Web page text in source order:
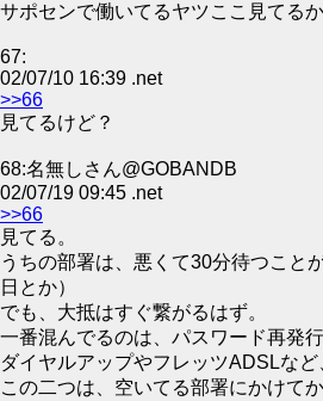
サポセンで働いてるヤツここ見てる
67:‎
02/07/10 16:39 .net
>>66
見てるけど？
68:名無しさん@GOBANDB
02/07/19 09:45 .net
>>66
見てる。
うちの部署は、悪くて30分待つこと
日とか）
でも、大抵はすぐ繋がるはず。
一番混んでるのは、パスワード再発
ダイヤルアップやフレッツADSLなど
この二つは、空いてる部署にかけて